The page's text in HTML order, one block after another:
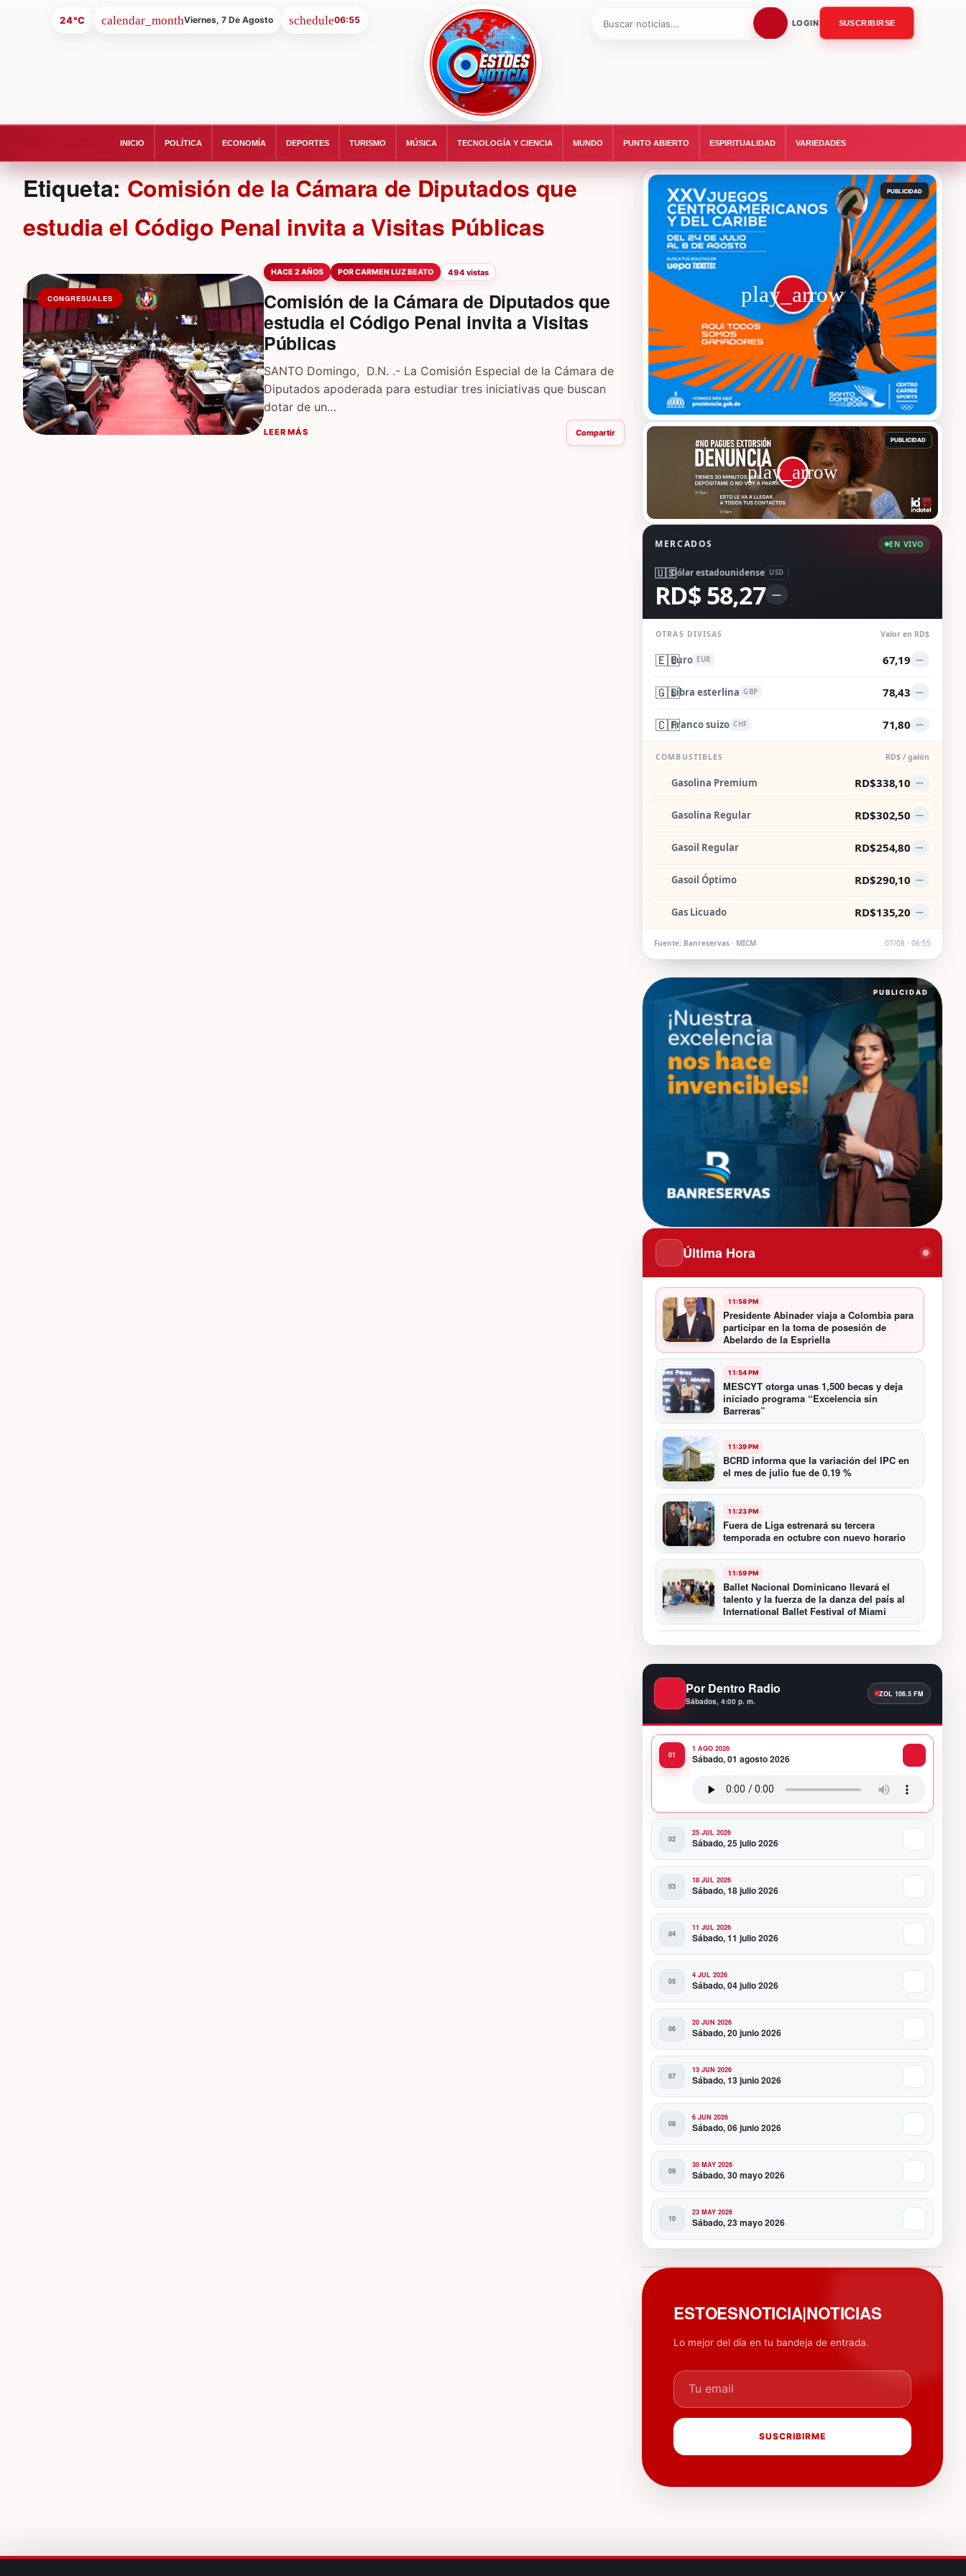
24°C Viernes, 7 De Agosto 06:55
ESTOESNOTICIA|NOTICIAS
LOGIN SUSCRIBIRSE
INICIO POLÍTICA ECONOMÍA DEPORTES TURISMO MÚSICA TECNOLOGÍA Y CIENCIA MUNDO PUNTO ABIERTO ESPIRITUALIDAD VARIEDADES
Etiqueta:Comisión de la Cámara de Diputados que
estudia el Código Penal invita a Visitas Públicas
CONGRESUALES
HACE 2 AÑOS POR CARMEN LUZ BEATO 494 vistas
Comisión de la Cámara de Diputados que
estudia el Código Penal invita a Visitas
Públicas
SANTO Domingo, D.N. .- La Comisión Especial de la Cámara de
Diputados apoderada para estudiar tres iniciativas que buscan
dotar de un…
LEER MÁS Compartir
MERCADOS EN VIVO
🇺🇸Dólar estadounidense USD
RD$ 58,27 —
OTRAS DIVISAS Valor en RD$
🇪🇺Euro EUR 67,19 —
🇬🇧Libra esterlina GBP 78,43 —
🇨🇭Franco suizo CHF 71,80 —
COMBUSTIBLES RD$ / galón
Gasolina Premium RD$338,10 —
Gasolina Regular RD$302,50 —
Gasoil Regular RD$254,80 —
Gasoil Óptimo RD$290,10 —
Gas Licuado RD$135,20 —
Fuente: Banreservas · MICM 07/08 · 06:55
PUBLICIDAD
Última Hora
11:58 PM
Presidente Abinader viaja a Colombia para
participar en la toma de posesión de
Abelardo de la Espriella
11:54 PM
MESCYT otorga unas 1,500 becas y deja
iniciado programa “Excelencia sin
Barreras”
11:39 PM
BCRD informa que la variación del IPC en
el mes de julio fue de 0.19 %
11:23 PM
Fuera de Liga estrenará su tercera
temporada en octubre con nuevo horario
11:59 PM
Ballet Nacional Dominicano llevará el
talento y la fuerza de la danza del país al
International Ballet Festival of Miami
11:55 PM
Hospiten Santo Domingo destaca el valor
Banreservas recibe nuevamente la máxima
calificación crediticia AAA.do de Moody’s
Local RD con perspectiva Estable
10:51 PM
Producciones Panda Rosa anuncia su
nueva puesta en escena: “PARADISO”
Por Dentro Radio
Sábados, 4:00 p. m.
1 AGO 2026
Sábado, 01 agosto 2026
25 JUL 2026
Sábado, 25 julio 2026
18 JUL 2026
Sábado, 18 julio 2026
11 JUL 2026
Sábado, 11 julio 2026
4 JUL 2026
Sábado, 04 julio 2026
20 JUN 2026
Sábado, 20 junio 2026
13 JUN 2026
Sábado, 13 junio 2026
6 JUN 2026
Sábado, 06 junio 2026
30 MAY 2026
Sábado, 30 mayo 2026
23 MAY 2026
Sábado, 23 mayo 2026
ESTOESNOTICIA|NOTICIAS
Lo mejor del día en tu bandeja de entrada.
Tu email
SUSCRIBIRME